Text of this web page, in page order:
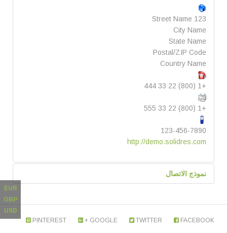
EUR
GBP
USD
123 Street Name
City Name
State Name
Postal/ZIP Code
Country Name
+1 (800) 22 33 444
+1 (800) 22 33 555
123-456-7890
http://demo.solidres.com
نموذج الاتصال
FACEBOOK
TWITTER
GOOGLE +
PINTEREST